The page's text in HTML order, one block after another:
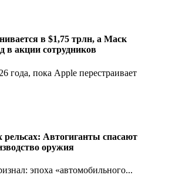
в $1,75 трлн, а Маск
в акции сотрудников
года, пока Apple перестраивает
Автогиганты спасают
оружия
эпоха «автомобильного...